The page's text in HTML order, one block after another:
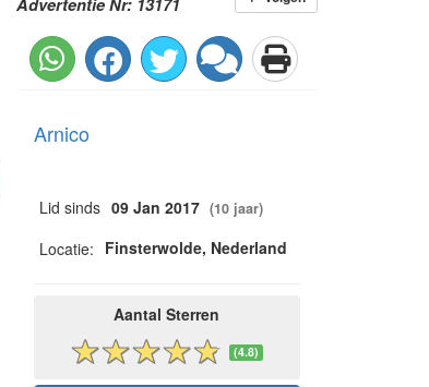
Arnico
Lid sinds 09 Jan 2017 (10 jaar)
Locatie: Finsterwolde, Nederland
Aantal Sterren
(4.8)